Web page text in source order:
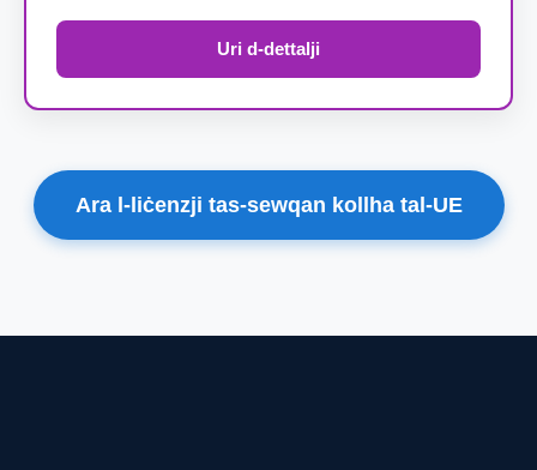
Uri d-dettalji
Ara l-liċenzji tas-sewqan kollha tal-UE